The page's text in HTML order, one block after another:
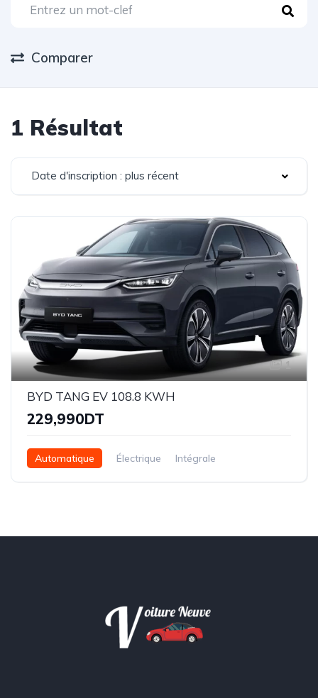
Comparer
1 Résultat
Date d'inscription : plus récent
1
BYD TANG EV 108.8 KWH
229,990DT
Automatique Électrique Intégrale